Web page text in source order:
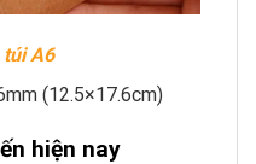
túi A6
(12.5×17.6cm)
hiện nay